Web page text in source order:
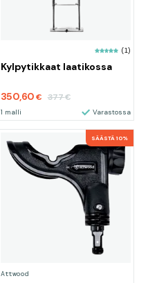
(1)
Kylpytikkaat laatikossa
350,60€ 377€
1 malli Varastossa
SÄÄSTÄ 10%
Attwood